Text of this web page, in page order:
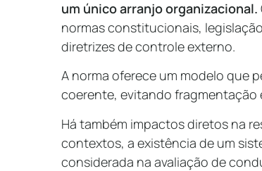
um único arranjo organizacional.
normas constitucionais,
diretrizes de controle externo.
A norma oferece um modelo que
coerente, evitando fragmentação
Há também impactos diretos na
contextos, a existência de um
considerada na avaliação de